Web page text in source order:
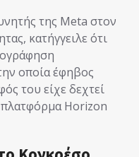
της Meta στον
κατήγγειλε ότι
οποία έφηβος
του είχε δεχτεί
Horizon